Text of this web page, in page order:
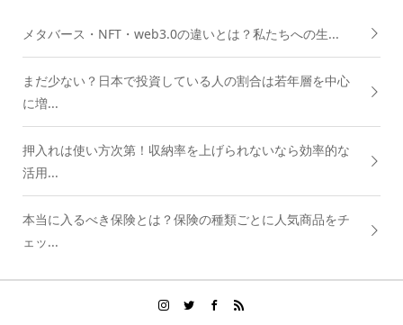
メタバース・NFT・web3.0の違いとは？私たちへの生...
まだ少ない？日本で投資している人の割合は若年層を中心
に増...
押入れは使い方次第！収納率を上げられないなら効率的な
活用...
本当に入るべき保険とは？保険の種類ごとに人気商品をチ
ェッ...